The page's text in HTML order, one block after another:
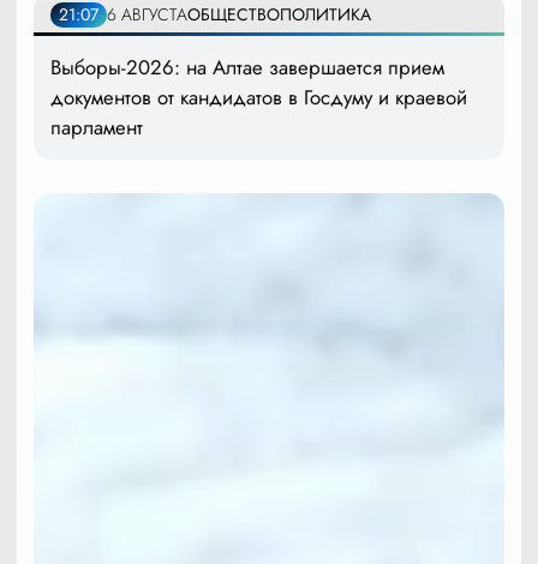
21:07 6 АВГУСТАОБЩЕСТВОПОЛИТИКА
Выборы-2026: на Алтае завершается прием
документов от кандидатов в Госдуму и краевой
парламент